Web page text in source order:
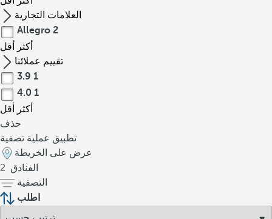
العلامات التجارية
Allegro 2
أكثر
أقل
تقييم عملائنا
3.9 1
4.0 1
أكثر
أقل
حذف
تطبيق عملية تصفية
عرض على الخريطة
2 الفنادق
التصفية
اطلب